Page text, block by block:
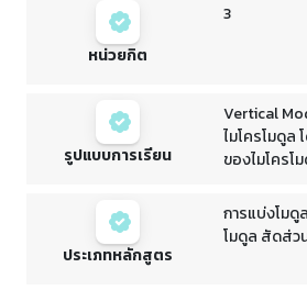
หน่วยกิต
3
รูปแบบการเรียน
Vertical
ไมโครโมดูล
ของไมโครโ
ประเภทหลักสูตร
การแบ่งโมดู
โมดูล สัดส่วน